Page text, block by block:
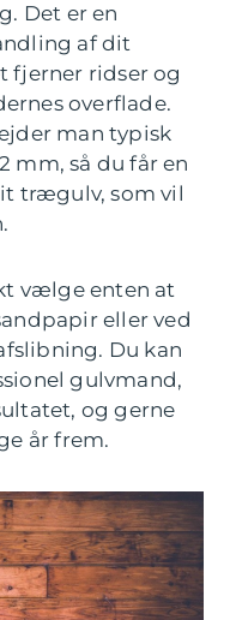
Det er en
af dit
fjerner ridser og
overflade.
man typisk
mm, så du får en
trægulv, som vil
vælge enten at
eller ved
Du kan
gulvmand,
og gerne
år frem.